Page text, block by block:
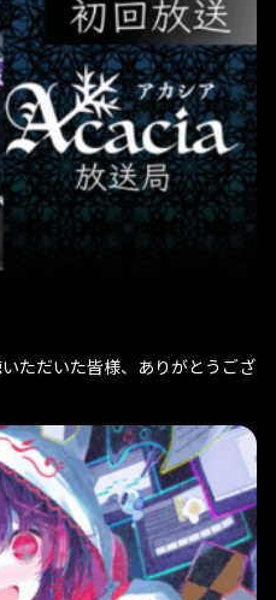
ただいた皆様、ありがとうござ